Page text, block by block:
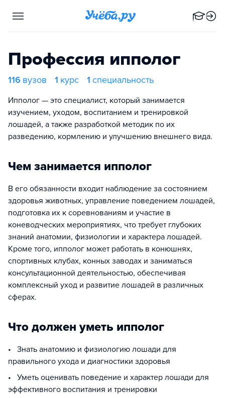
Профессия ипполог
116 вузов 1 курс 1 специальность
Ипполог — это специалист, который занимается
изучением, уходом, воспитанием и тренировкой
лошадей, а также разработкой методик по их
разведению, кормлению и улучшению внешнего вида.
Чем занимается ипполог
В его обязанности входит наблюдение за состоянием
здоровья животных, управление поведением лошадей,
подготовка их к соревнованиям и участие в
коневодческих мероприятиях, что требует глубоких
знаний анатомии, физиологии и характера лошадей.
Кроме того, ипполог может работать в конюшнях,
спортивных клубах, конных заводах и заниматься
консультационной деятельностью, обеспечивая
комплексный уход и развитие лошадей в различных
сферах.
Что должен уметь ипполог
• Знать анатомию и физиологию лошади для
правильного ухода и диагностики здоровья
• Уметь оценивать поведение и характер лошади для
эффективного воспитания и тренировки